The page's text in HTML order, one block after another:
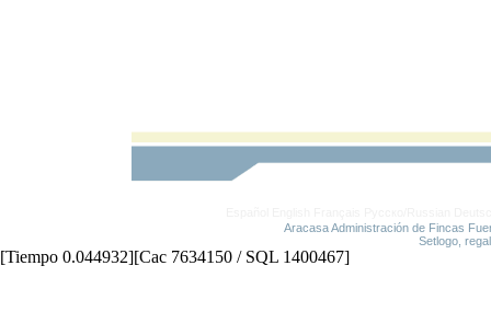
Aracasa Administración de Fincas
Setlogo,
[Tiempo 0.044932][Cac 7634150 / SQL 1400467]